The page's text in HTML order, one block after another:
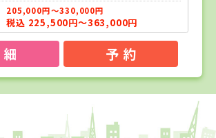
205,000円～330,000円
税込 225,500円～363,000円
予 約
静岡県